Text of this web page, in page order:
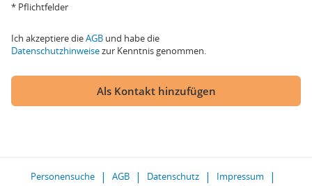
* Pflichtfelder
Ich akzeptiere dieAGB und habe die
Datenschutzhinweisezur Kenntnis genommen.
Als Kontakt hinzufügen
Personensuche AGB Datenschutz
Impressum